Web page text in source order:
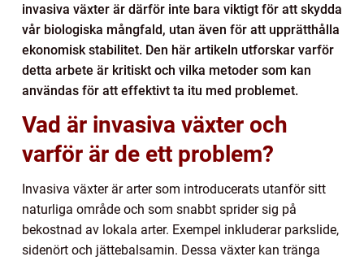
invasiva växter är därför inte bara viktigt för att skydda
vår biologiska mångfald, utan även för att upprätthålla
ekonomisk stabilitet. Den här artikeln utforskar varför
detta arbete är kritiskt och vilka metoder som kan
användas för att effektivt ta itu med problemet.
Vad är invasiva växter och
varför är de ett problem?
Invasiva växter är arter som introducerats utanför sitt
naturliga område och som snabbt sprider sig på
bekostnad av lokala arter. Exempel inkluderar parkslide,
sidenört och jättebalsamin. Dessa växter kan tränga